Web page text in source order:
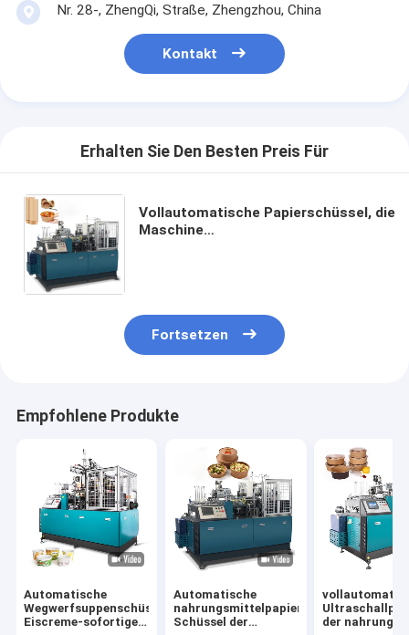
Nr. 28-, ZhengQi, Straße, Zhengzhou, China
Kontakt
Erhalten Sie Den Besten Preis Für
Vollautomatische Papierschüssel, die
Maschine
Fortsetzen
Empfohlene Produkte
Automatische
Wegwerfsuppenschüssel-
Eiscreme-sofortige
Automatische
nahrungsmittelpapier-
Schüssel der
der